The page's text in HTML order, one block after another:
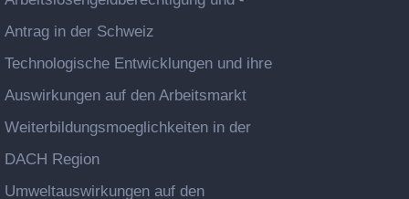
Antrag in der Schweiz
Technologische Entwicklungen und ihre
Auswirkungen auf den Arbeitsmarkt
Weiterbildungsmoeglichkeiten in der
DACH Region
Umweltauswirkungen auf den